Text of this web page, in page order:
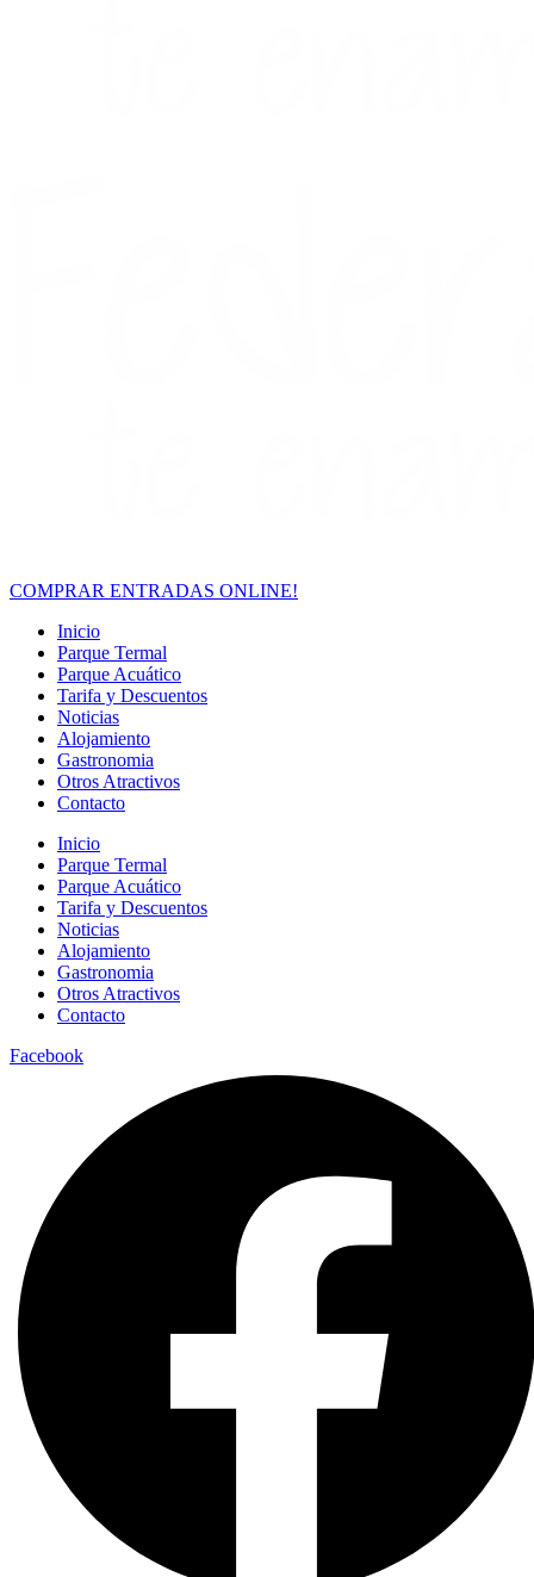
COMPRAR ENTRADAS ONLINE!
Inicio
Parque Termal
Parque Acuático
Tarifa y Descuentos
Noticias
Alojamiento
Gastronomia
Otros Atractivos
Contacto
Inicio
Parque Termal
Parque Acuático
Tarifa y Descuentos
Noticias
Alojamiento
Gastronomia
Otros Atractivos
Contacto
Facebook